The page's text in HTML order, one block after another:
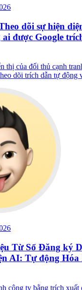
dõi sự hiện
được Google
thị của đối thủ cạnh
dõi trích dẫn tự
Từ Sổ Đăng ký
AI: Tự động Hóa
công ty bằng trích